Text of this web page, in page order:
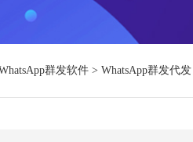
群发软件 > WhatsApp群发代发